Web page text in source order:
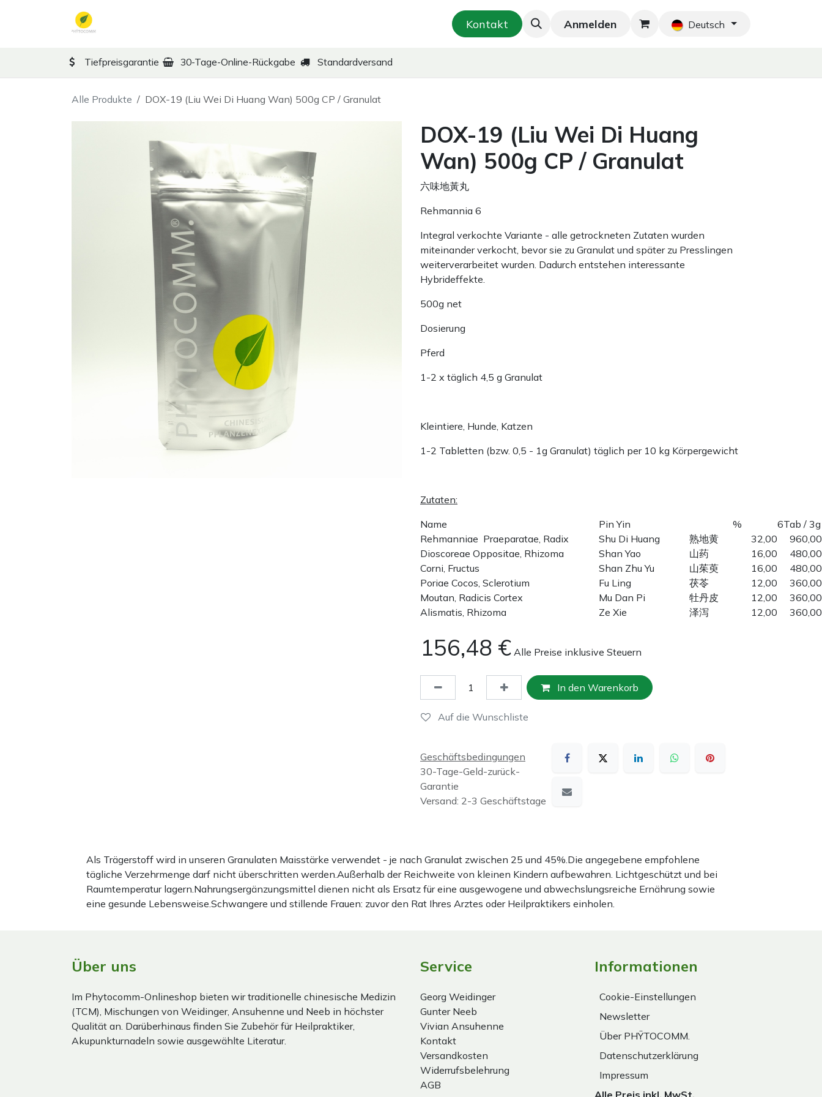
Kräuter-Zubereitungen Neu! Blog Home Shop
Kontakt Anmelden Deutsch
Tiefpreisgarantie 30-Tage-Online-Rückgabe Standardversand
Alle Produkte DOX-19 (Liu Wei Di Huang Wan) 500g CP / Granulat
DOX-19 (Liu Wei Di Huang
Wan) 500g CP / Granulat
六味地黃丸
Rehmannia 6
Integral verkochte Variante - alle getrockneten Zutaten wurden
miteinander verkocht, bevor sie zu Granulat und später zu Presslingen
weiterverarbeitet wurden. Dadurch entstehen interessante
Hybrideffekte.
500g net
Dosierung
Pferd
1-2 x täglich 4,5 g Granulat
Kleintiere, Hunde, Katzen
1-2 Tabletten (bzw. 0,5 - 1g Granulat) täglich per 10 kg Körpergewicht
Zutaten:
Name
Pin Yin %
6Tab / 3g
Rehmanniae Praeparatae, Radix
Shu Di Huang 熟地黄 32,00
960,00
Dioscoreae Oppositae, Rhizoma
Shan Yao 山药 16,00
480,00
Corni, Fructus
Shan Zhu Yu 山茱萸 16,00
480,00
Poriae Cocos, Sclerotium
Fu Ling 茯苓 12,00
360,00
Moutan, Radicis Cortex
Mu Dan Pi 牡丹皮 12,00
360,00
Alismatis, Rhizoma
Ze Xie 泽泻 12,00 360,00
156,48 € Alle Preise inklusive Steuern
In den Warenkorb
Auf die Wunschliste
Geschäftsbedingungen
30-Tage-Geld-zurück-
Garantie
Versand: 2-3 Geschäftstage
Als Trägerstoff wird in unseren Granulaten Maisstärke verwendet - je nach Granulat zwischen 25 und 45%.Die angegebene empfohlene
tägliche Verzehrmenge darf nicht überschritten werden.Außerhalb der Reichweite von kleinen Kindern aufbewahren. Lichtgeschützt und bei
Raumtemperatur lagern.Nahrungsergänzungsmittel dienen nicht als Ersatz für eine ausgewogene und abwechslungsreiche Ernährung sowie
eine gesunde Lebensweise.Schwangere und stillende Frauen: zuvor den Rat Ihres Arztes oder Heilpraktikers einholen.
Über uns
Im Phytocomm-Onlineshop bieten wir traditionelle chinesische Medizin
(TCM), Mischungen von Weidinger, Ansuhenne und Neeb in höchster
Qualität an. Darüberhinaus finden Sie Zubehör für Heilpraktiker,
Akupunkturnadeln sowie ausgewählte Literatur.
Service
Georg Weidinger
Gunter Neeb
Vivian Ansuhenne
Kontakt
Versandkosten
Widerrufsbelehrung
AGB
Informationen
Cookie-Einstellungen
Newsletter
Über PHŸTOCOMM.
Datenschutzerklärung
Impressum